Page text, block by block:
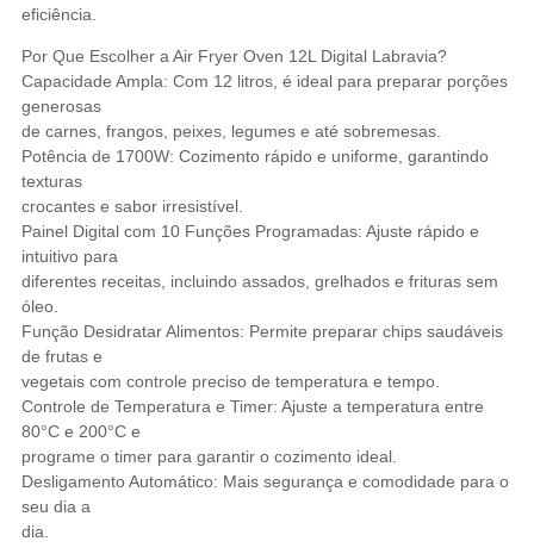
eficiência.
Por Que Escolher a Air Fryer Oven 12L Digital Labravia?
Capacidade Ampla: Com 12 litros, é ideal para preparar porções
generosas
de carnes, frangos, peixes, legumes e até sobremesas.
Potência de 1700W: Cozimento rápido e uniforme, garantindo
texturas
crocantes e sabor irresistível.
Painel Digital com 10 Funções Programadas: Ajuste rápido e
intuitivo para
diferentes receitas, incluindo assados, grelhados e frituras sem
óleo.
Função Desidratar Alimentos: Permite preparar chips saudáveis
de frutas e
vegetais com controle preciso de temperatura e tempo.
Controle de Temperatura e Timer: Ajuste a temperatura entre
80°C e 200°C e
programe o timer para garantir o cozimento ideal.
Desligamento Automático: Mais segurança e comodidade para o
seu dia a
dia.